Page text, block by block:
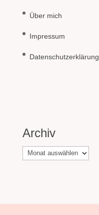
Über mich
Impressum
Datenschutzerklärung
Archiv
Archiv